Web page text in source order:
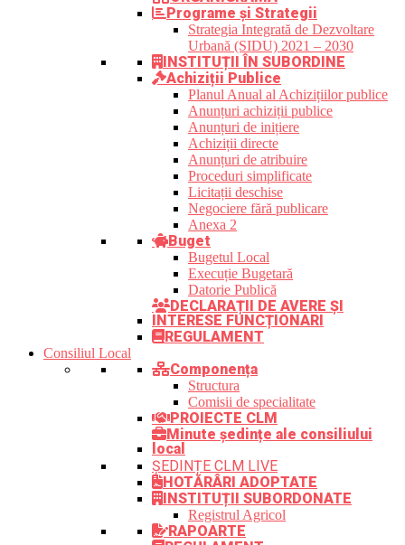
Programe și Strategii
Strategia Integrată de Dezvoltare
Urbană (SIDU) 2021 – 2030
INSTITUȚII ÎN SUBORDINE
Achiziții Publice
Planul Anual al Achizițiilor publice
Anunțuri achiziții publice
Anunțuri de inițiere
Achiziții directe
Anunțuri de atribuire
Proceduri simplificate
Licitații deschise
Negociere fără publicare
Anexa 2
Buget
Bugetul Local
Execuție Bugetară
Datorie Publică
DECLARAȚII DE AVERE ȘI
INTERESE FUNCȚIONARI
REGULAMENT
Consiliul Local
Componența
Structura
Comisii de specialitate
PROIECTE CLM
Minute ședințe ale consiliului
local
ȘEDINȚE CLM LIVE
HOTĂRÂRI ADOPTATE
INSTITUȚII SUBORDONATE
Registrul Agricol
RAPOARTE